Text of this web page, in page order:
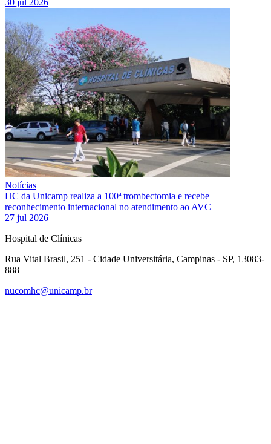
Notícias
HC da Unicamp realiza a 100ª trombectomia e recebe
reconhecimento internacional no atendimento ao AVC
27 jul 2026
Hospital de Clínicas
Rua Vital Brasil, 251 - Cidade Universitária, Campinas - SP, 13083-
888
nucomhc@unicamp.br